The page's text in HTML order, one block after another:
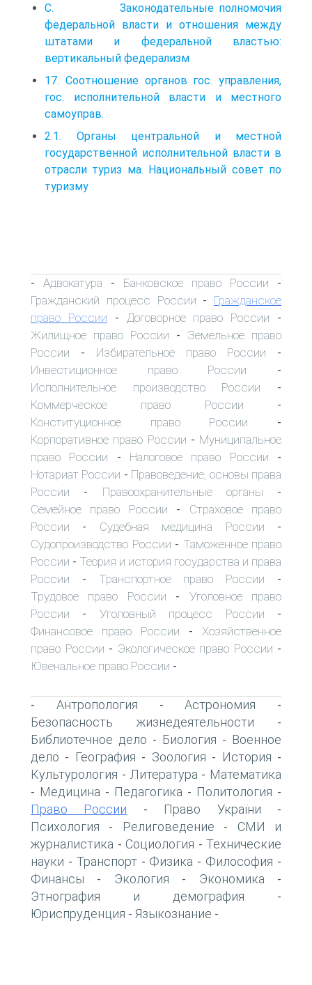
С. Законодательные полномочия
федеральной власти и отношения между
штатами и федеральной властью:
вертикальный федерализм
17. Соотношение органов гос. управления,
гос. исполнительной власти и местного
самоуправ.
2.1. Органы центральной и местной
государственной исполнительной власти в
отрасли туриз ма. Национальный совет по
туризму
- Адвокатура - Банковское право России -
Гражданский процесс России - Гражданское
право России - Договорное право России -
Жилищное право России - Земельное право
России - Избирательное право России -
Инвестиционное право России -
Исполнительное производство России -
Коммерческое право России -
Конституционное право России -
Корпоративное право России - Муниципальное
право России - Налоговое право России -
Нотариат России - Правоведение, основы права
России - Правоохранительные органы -
Семейное право России - Страховое право
России - Судебная медицина России -
Судопроизводство России - Таможенное право
России - Теория и история государства и права
России - Транспортное право России -
Трудовое право России - Уголовное право
России - Уголовный процесс России -
Финансовое право России - Хозяйственное
право России - Экологическое право России -
Ювенальное право России -
- Антропология -Астрономия -
Безопасность жизнедеятельности -
Библиотечное дело - Биология - Военное
дело - География - Зоология - История -
Культурология - Литература - Математика
- Медицина - Педагогика - Политология -
Право России - Право України -
Психология - Религоведение - СМИ и
журналистика - Социология - Технические
науки - Транспорт- Физика - Философия -
Финансы - Экология - Экономика -
Этнография и демография -
Юриспруденция - Языкознание -